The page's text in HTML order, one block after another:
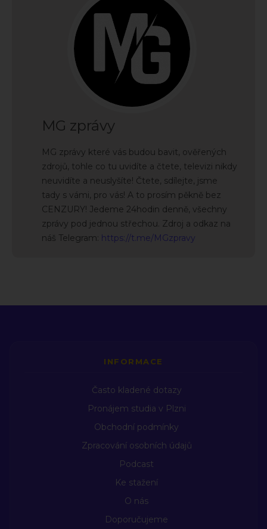
MG zprávy
MG zprávy které vás budou bavit, ověřených
zdrojů, tohle co tu uvidíte a čtete, televizi nikdy
neuvidíte a neuslyšíte! Čtete, sdílejte, jsme
tady s vámi, pro vás! A to prosím pěkně bez
CENZURY! Jedeme 24hodin denně, všechny
zprávy pod jednou střechou. Zdroj a odkaz na
náš Telegram: https://t.me/MGzpravy
INFORMACE
Často kladené dotazy
Pronájem studia v Plzni
Obchodní podmínky
Zpracování osobních údajů
Podcast
Ke stažení
O nás
Doporučujeme